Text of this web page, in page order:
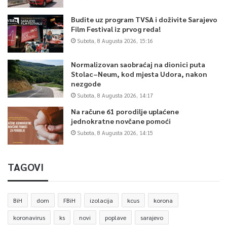
Budite uz program TVSA i doživite Sarajevo
Film Festival iz prvog reda!
Subota, 8 Augusta 2026, 15:16
Normalizovan saobraćaj na dionici puta
Stolac–Neum, kod mjesta Udora, nakon
nezgode
Subota, 8 Augusta 2026, 14:17
Na račune 61 porodilje uplaćene
jednokratne novčane pomoći
Subota, 8 Augusta 2026, 14:15
TAGOVI
BiH dom FBiH izolacija kcus korona
koronavirus ks novi poplave sarajevo